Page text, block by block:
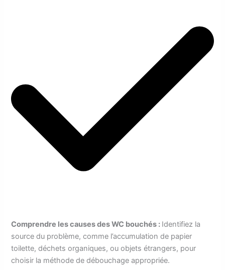
Comprendre les causes des WC bouchés : Identifiez la
source du problème, comme l’accumulation de papier
toilette, déchets organiques, ou objets étrangers, pour
choisir la méthode de débouchage appropriée.